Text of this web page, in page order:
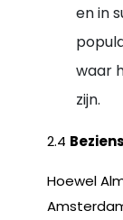
en in
waar
zijn.
2.4
Hoewel